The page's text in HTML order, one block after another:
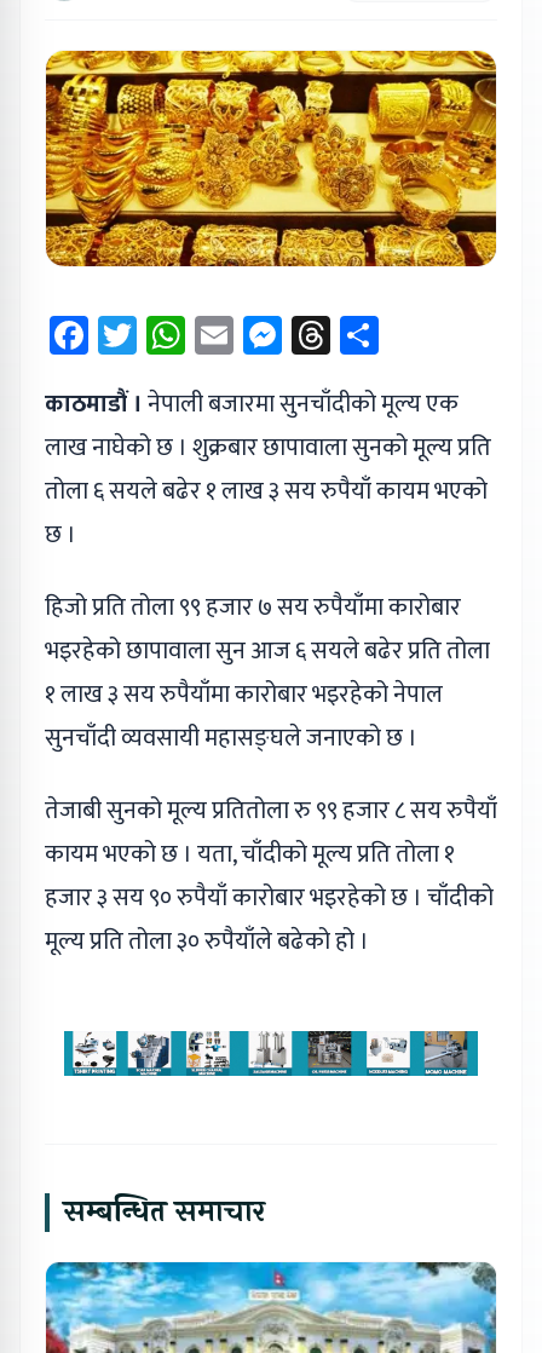
Facebook
Twitter
WhatsApp
EmailMessenger
Threads
काठमाडौं । नेपाली बजारमा सुनचाँदीको मूल्य एक
लाख नाघेको छ । शुक्रबार छापावाला सुनको मूल्य प्रति
तोला ६ सयले बढेर १ लाख ३ सय रुपैयाँ कायम भएको
छ ।
हिजो प्रति तोला ९९ हजार ७ सय रुपैयाँमा कारोबार
भइरहेको छापावाला सुन आज ६ सयले बढेर प्रति तोला
१ लाख ३ सय रुपैयाँमा कारोबार भइरहेको नेपाल
सुनचाँदी व्यवसायी महासङ्घले जनाएको छ ।
तेजाबी सुनको मूल्य प्रतितोला रु ९९ हजार ८ सय रुपैयाँ
कायम भएको छ । यता, चाँदीको मूल्य प्रति तोला १
हजार ३ सय ९० रुपैयाँ कारोबार भइरहेको छ । चाँदीको
मूल्य प्रति तोला ३० रुपैयाँले बढेको हो ।
सम्बन्धित समाचार